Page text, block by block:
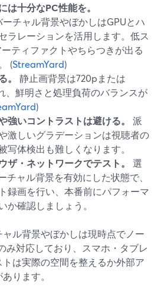
は十分なPC性能を。
チャル背景やぼかしはGPUとハ
ラレーションを活用します。低ス
ティファクトやちらつきが出る
(StreamYard)
。
静止画背景は720pまたは
、鮮明さと処理負荷のバランスが
)
強いコントラストは避ける。
派
激しいグラデーションは視聴者の
写体検出も難しくなります。
ザ・ネットワークでテスト。
選
チャル背景を有効にした状態で、
録画を行い、本番前にパフォーマ
か確認しましょう。
ル背景やぼかしは現時点でノー
み対応しており、スマホ・タブレ
は実際の空間を整えるか外部ア
ります。